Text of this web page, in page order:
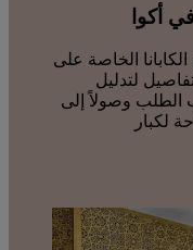
أكوا
الخاصة على
لتدليل
الطلب وصولاً إلى
لكبار